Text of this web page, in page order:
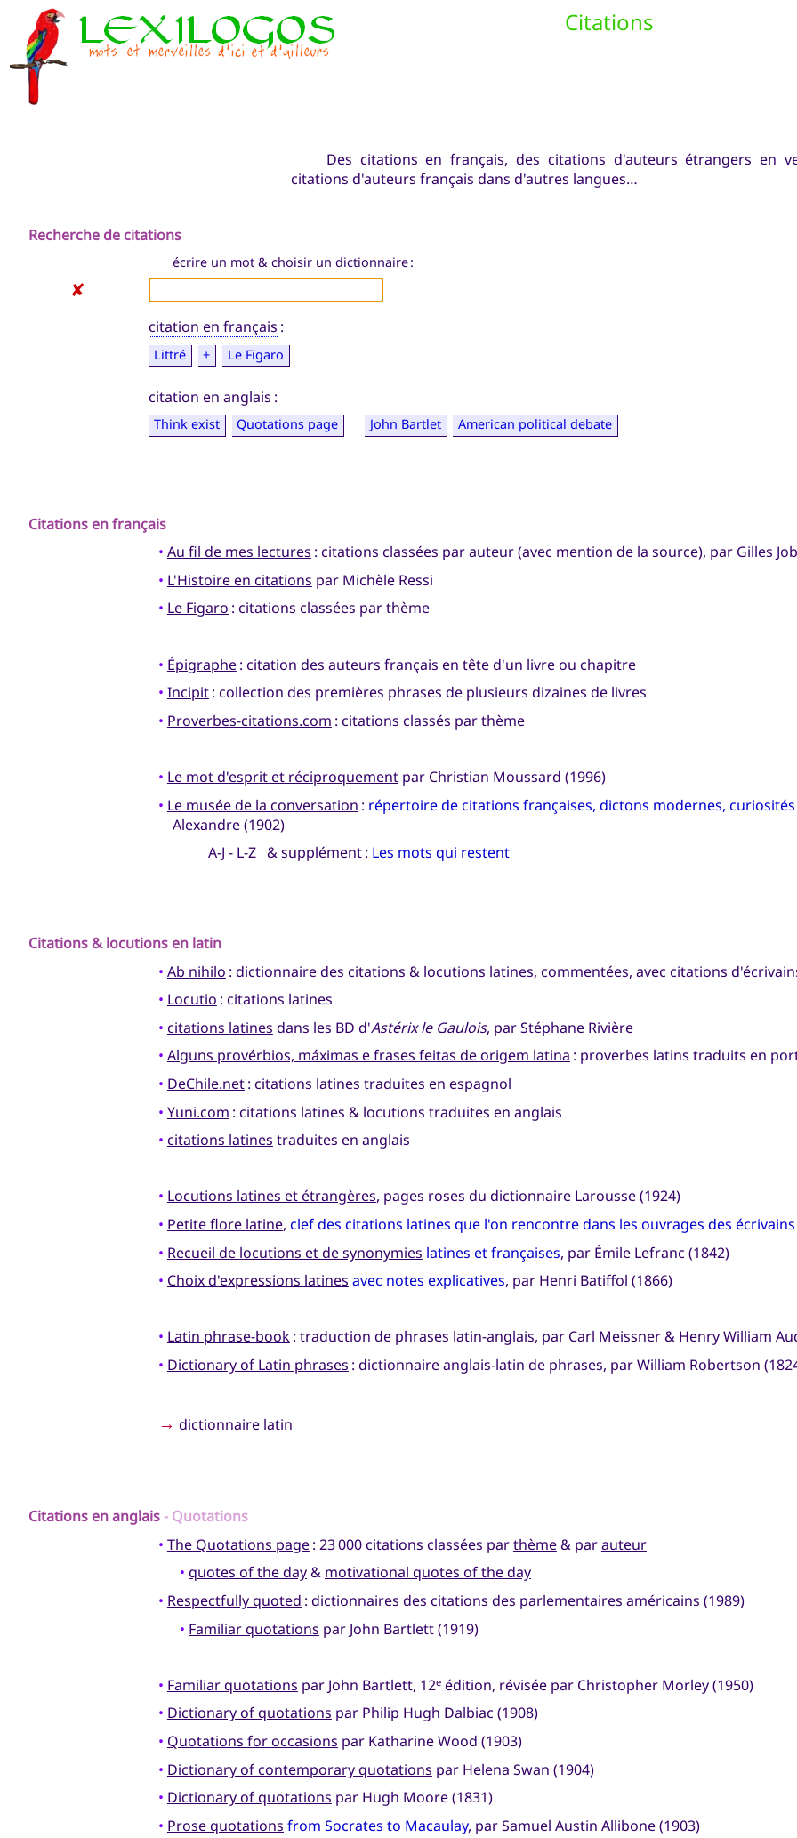
Citations
Des citations en français, des citations d'auteurs étrangers en
citations d'auteurs français dans d'autres langues…
Recherche de citations
écrire un mot & choisir un dictionnaire :
✘
citation en français :
Littré + Le Figaro
citation en anglais :
Think exist Quotations page John Bartlet American political debate
Citations enfrançais
• Au fil de mes lectures : citations classées par auteur (avec mention de la source), par Gilles
• L'Histoire en citations par Michèle Ressi
• Le Figaro : citations classées par thème
• Épigraphe: citation des auteurs français en tête d'un livre ou chapitre
• Incipit: collection des premières phrases de plusieurs dizaines de livres
• Proverbes-citations.com : citations classés par thème
• Le mot d'esprit et réciproquementpar Christian Moussard (1996)
• Le musée de la conversation : répertoire de citations françaises, dictons modernes,
Alexandre (1902)
A-J - L-Z&supplément: Les mots qui restent
Citations & locutions en latin
• Ab nihilo : dictionnaire des citations & locutions latines, commentées, avec citations
• Locutio : citations latines
• citations latines dans les BD d'Astérix le Gaulois, par Stéphane Rivière
• Alguns provérbios, máximas e frases feitas de origem latina : proverbes latins traduits en
• DeChile.net: citations latines traduites en espagnol
• Yuni.com : citations latines & locutions traduites en anglais
• citations latines traduites en anglais
• Locutions latines et étrangères, pages roses du dictionnaire Larousse (1924)
• Petite flore latine, clef des citations latines que l'on rencontre dans les ouvrages des
• Recueil de locutions et de synonymies latines et françaises, par Émile Lefranc (1842)
• Choix d'expressions latines avec notes explicatives, par Henri Batiffol (1866)
• Latin phrase-book: traduction de phrases latin-anglais, par Carl Meissner & Henry William
• Dictionary of Latin phrases : dictionnaire anglais-latin de phrases, par William Robertson
→ dictionnaire latin
Citations enanglais- Quotations
• The Quotations page: 23 000 citations classées parthème& parauteur
• quotes of the day& motivational quotes of the day
• Respectfully quoted : dictionnaires des citations des parlementaires américains (1989)
• Familiar quotations par John Bartlett (1919)
• Familiar quotations par John Bartlett, 12eédition, révisée par Christopher Morley (1950)
• Dictionary of quotations par Philip Hugh Dalbiac (1908)
• Quotations for occasions par Katharine Wood (1903)
• Dictionary of contemporary quotations par Helena Swan (1904)
• Dictionary of quotations par Hugh Moore (1831)
• Prose quotations from Socrates to Macaulay, par Samuel Austin Allibone (1903)